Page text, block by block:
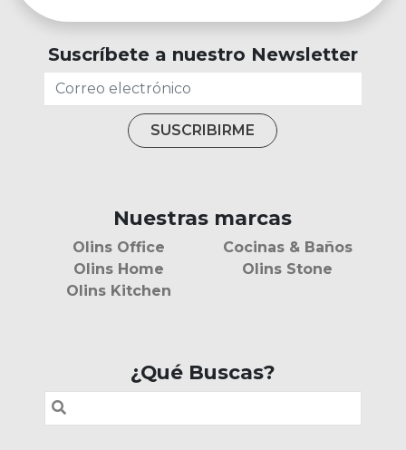
Suscríbete a nuestro Newsletter
Nuestras marcas
Olins Office
Olins Home
Olins Kitchen
Cocinas & Baños
Olins Stone
¿Qué Buscas?